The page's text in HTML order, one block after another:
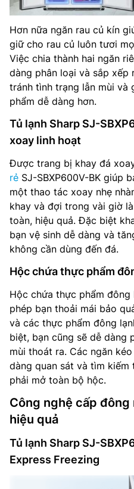
Hơn nữa ngăn rau củ kín
giữ cho rau củ luôn tươi
Việc chia thành hai ngăn
dàng phân loại và sắp xếp
tránh tình trạng lẫn mùi và
phẩm dễ dàng hơn.
Tủ lạnh Sharp SJ-
xoay linh hoạt
Được trang bị khay đá
rẻ SJ-SBXP600V-BK giúp
một thao tác xoay nhẹ
khay và đợi trong vài giờ
toàn, hiệu quả. Đặc biệt
bạn vệ sinh dễ dàng và
không cần dùng đến đá.
Hộc chứa thực phẩm
Hộc chứa thực phẩm
phép bạn thoải mái bảo
và các thực phẩm đông
biệt, bạn cũng sẽ dễ dàng
mùi thoát ra. Các ngăn
dàng quan sát và tìm kiếm
phải mở toàn bộ hộc.
Công nghệ cấp đông
hiệu quả
Tủ lạnh Sharp SJ-
Express Freezing